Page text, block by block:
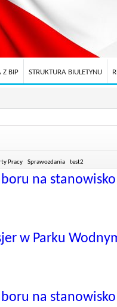
Z BIP STRUKTURA BIULETYNU
Pracy Sprawozdania test2
na stanowisko
w Parku
na stanowisko